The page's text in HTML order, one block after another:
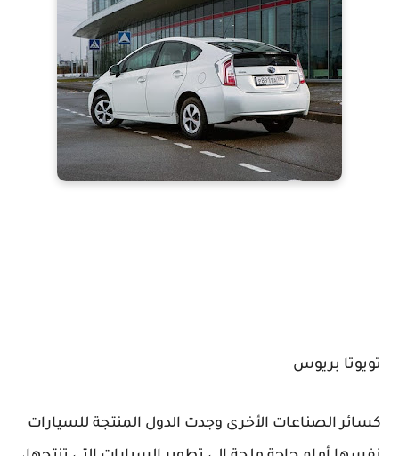
تويوتا بريوس
كسائر الصناعات الأخرى وجدت الدول المنتجة للسيارات